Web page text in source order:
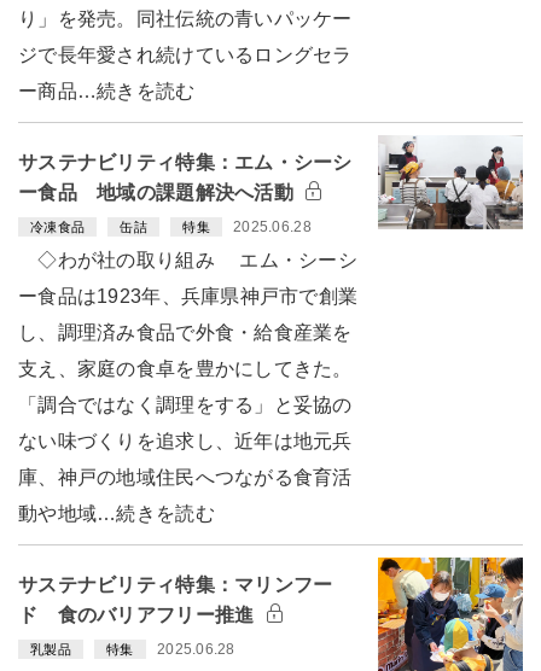
り」を発売。同社伝統の青いパッケー
ジで長年愛され続けているロングセラ
ー商品…続きを読む
サステナビリティ特集：エム・シーシ
ー食品 地域の課題解決へ活動
冷凍食品 缶詰 特集 2025.06.28
◇わが社の取り組み エム・シーシ
ー食品は1923年、兵庫県神戸市で創業
し、調理済み食品で外食・給食産業を
支え、家庭の食卓を豊かにしてきた。
「調合ではなく調理をする」と妥協の
ない味づくりを追求し、近年は地元兵
庫、神戸の地域住民へつながる食育活
動や地域…続きを読む
サステナビリティ特集：マリンフー
ド 食のバリアフリー推進
乳製品 特集 2025.06.28